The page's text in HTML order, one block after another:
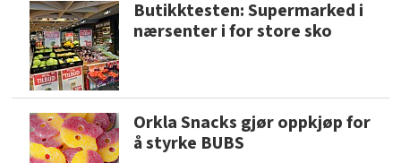
Butikktesten: Supermarked i
nærsenter i for store sko
Orkla Snacks gjør oppkjøp for
å styrke BUBS